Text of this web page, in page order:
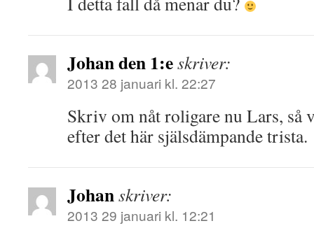
Johan den 1:eskriver:
2013 28 januari kl. 22:27
Skriv om nåt roligare nu Lars, så
efter det här själsdämpande trista.
Johanskriver:
2013 29 januari kl. 12:21